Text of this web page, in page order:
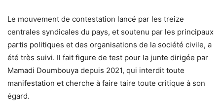
Le mouvement de contestation lancé par les treize
centrales syndicales du pays, et soutenu par les principaux
partis politiques et des organisations de la société civile, a
été très suivi. Il fait figure de test pour la junte dirigée par
Mamadi Doumbouya depuis 2021, qui interdit toute
manifestation et cherche à faire taire toute critique à son
égard.